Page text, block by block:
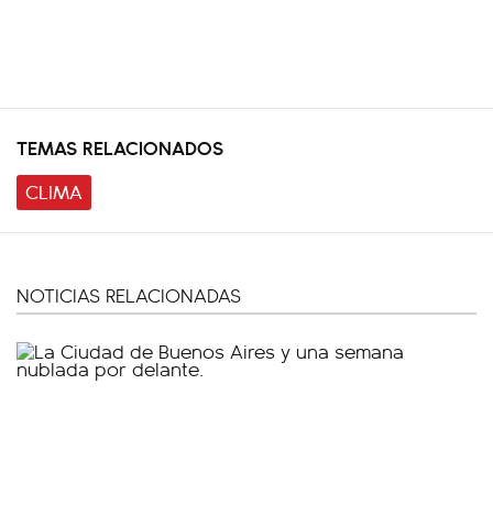
TEMAS RELACIONADOS
CLIMA
NOTICIAS RELACIONADAS